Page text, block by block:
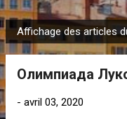
A
r
Affichage des articles
Олимпиада
- avril 03, 2020